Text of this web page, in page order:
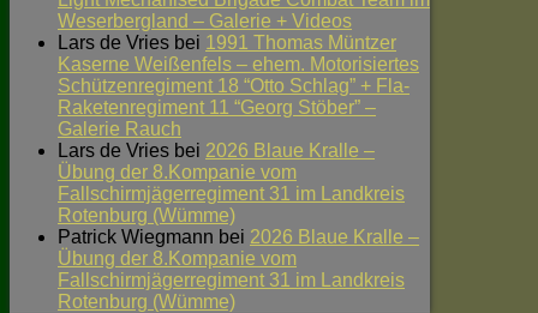
Weserbergland – Galerie + Videos
Lars de Vries bei 1991 Thomas Müntzer
Kaserne Weißenfels – ehem. Motorisiertes
Schützenregiment 18 “Otto Schlag” + Fla-
Raketenregiment 11 “Georg Stöber” –
Galerie Rauch
Lars de Vries bei 2026 Blaue Kralle –
Übung der 8.Kompanie vom
Fallschirmjägerregiment 31 im Landkreis
Rotenburg (Wümme)
Patrick Wiegmann bei 2026 Blaue Kralle –
Übung der 8.Kompanie vom
Fallschirmjägerregiment 31 im Landkreis
Rotenburg (Wümme)